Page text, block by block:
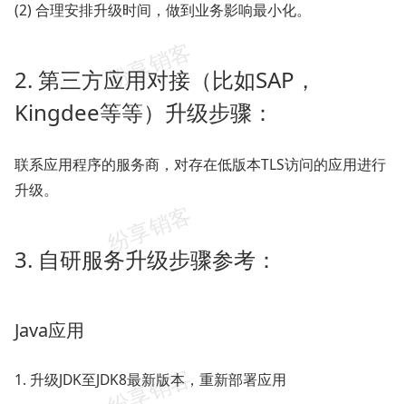
(2) 合理安排升级时间，做到业务影响最小化。
2. 第三方应用对接（比如SAP，
Kingdee等等）升级步骤：
联系应用程序的服务商，对存在低版本TLS访问的应用进行
升级。
3. 自研服务升级步骤参考：
Java应用
1. 升级JDK至JDK8最新版本，重新部署应用